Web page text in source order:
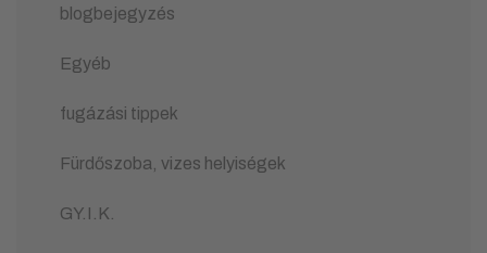
blogbejegyzés
Egyéb
fugázási tippek
Fürdőszoba, vizes helyiségek
GY.I.K.